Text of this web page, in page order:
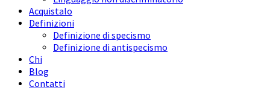
Acquistalo
Definizioni
Definizione di specismo
Definizione di antispecismo
Chi
Blog
Contatti